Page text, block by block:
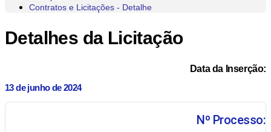
Contratos e Licitações - Detalhe
Detalhes da Licitação
Data da Inserção:
13 de junho de 2024
Nº Processo: